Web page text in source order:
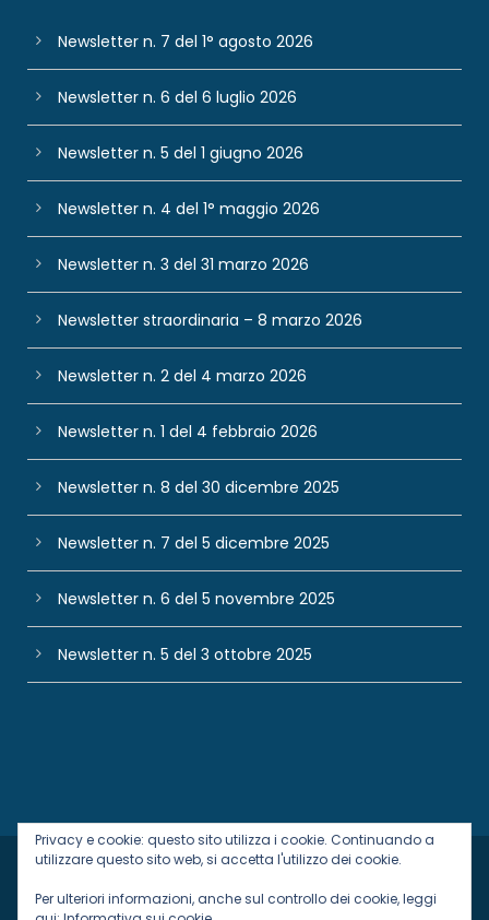
Newsletter n. 7 del 1° agosto 2026
Newsletter n. 6 del 6 luglio 2026
Newsletter n. 5 del 1 giugno 2026
Newsletter n. 4 del 1° maggio 2026
Newsletter n. 3 del 31 marzo 2026
Newsletter straordinaria – 8 marzo 2026
Newsletter n. 2 del 4 marzo 2026
Newsletter n. 1 del 4 febbraio 2026
Newsletter n. 8 del 30 dicembre 2025
Newsletter n. 7 del 5 dicembre 2025
Newsletter n. 6 del 5 novembre 2025
Newsletter n. 5 del 3 ottobre 2025
Designed with in Italy by Baioni Comunicazione
Privacy e cookie: questo sito utilizza i cookie. Continuando a
utilizzare questo sito web, si accetta l'utilizzo dei cookie.
Per ulteriori informazioni, anche sul controllo dei cookie, leggi